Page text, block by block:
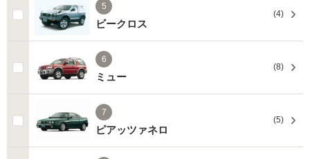
5
ビークロス
(4)
6
ミュー
(8)
7
ピアッツァネロ
(5)